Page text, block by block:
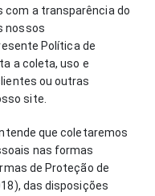
com a transparência do
nossos
Política de
a coleta, uso e
ou outras
site.
que coletaremos
nas formas
de Proteção de
das disposições